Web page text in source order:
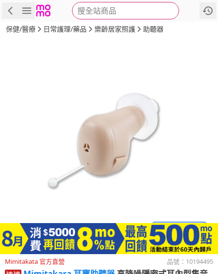
搜全站商品
商品 評價 詳情
保健/醫療 日常護理/藥品 樂齡居家照護 助聽器
Mimitakata 官方直營 品號： 10194495